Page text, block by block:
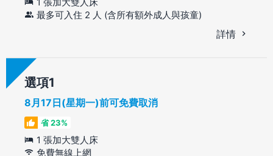
最多可入住 2 人 (含所有額外成人與孩童)
詳情
選項
8月17日(星期一)前可免費取消
省 23%
1 張加大雙人床
免費無線上網